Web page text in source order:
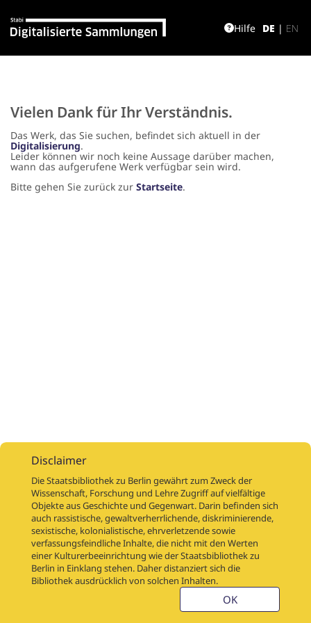
DE | EN
Hilfe
Vielen Dank für Ihr Verständnis.
Das Werk, das Sie suchen, befindet sich aktuell in der
Digitalisierung.
Leider können wir noch keine Aussage darüber machen,
wann das aufgerufene Werk verfügbar sein wird.
Bitte gehen Sie zurück zur Startseite.
DigitalisierungsaufträgeÜberDigitalisierungsprojekteLinks
DigiworkflowWeitere digitalisierte Bestände
Kontakt
Nutzungsbedingungen
Startseite der SBB
Stabikat
Weitere Kataloge der SBB
Disclaimer
Die Staatsbibliothek zu Berlin gewährt zum Zweck der
Wissenschaft, Forschung und Lehre Zugriff auf vielfältige
Objekte aus Geschichte und Gegenwart. Darin befinden sich
auch rassistische, gewaltverherrlichende, diskriminierende,
sexistische, kolonialistische, ehrverletzende sowie
verfassungsfeindliche Inhalte, die nicht mit den Werten
einer Kulturerbeeinrichtung wie der Staatsbibliothek zu
Berlin in Einklang stehen. Daher distanziert sich die
Bibliothek ausdrücklich von solchen Inhalten.
OK